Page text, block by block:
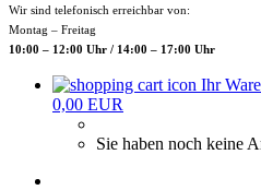
Wir sind telefonisch erreichbar von:
Montag – Freitag
10:00 – 12:00 Uhr / 14:00 – 17:00 Uhr
Ihr
0,00 EUR
Sie haben noch keine